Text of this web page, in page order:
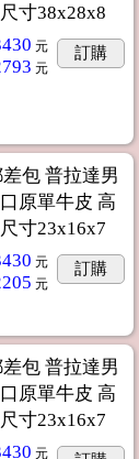
寸38x28x8
元
元
訂購
包 普拉達男
原單牛皮 高
寸23x16x7
元
元
訂購
包 普拉達男
原單牛皮 高
寸23x16x7
元